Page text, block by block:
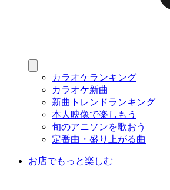
カラオケランキング
カラオケ新曲
新曲トレンドランキング
本人映像で楽しもう
旬のアニソンを歌おう
定番曲・盛り上がる曲
お店でもっと楽しむ